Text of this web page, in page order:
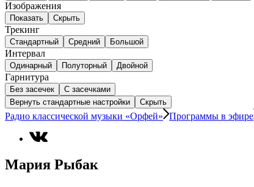
Изображения
Показать Скрыть
Трекинг
Стандартный Средний Большой
Интервал
Одинарный Полуторный Двойной
Гарнитура
Без засечек
С засечками
Вернуть стандартные настройки
Скрыть
Радио классической музыки «Орфей» Программы в эфире
Мария Рыбак